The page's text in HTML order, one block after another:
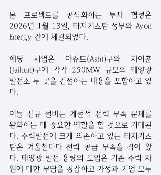
본 프로젝트를 공식화하는 투자 협정은
2026년 1월 13일, 타지키스탄 정부와 Ayon
Energy 간에 체결되었다.
해당 사업은 아슈트(Asht)구와 자이훈
(Jaihun)구에 각각 250MW 규모의 태양광
발전소 두 곳을 건설하는 내용을 포함하고 있
다.
이들 신규 설비는 계절적 전력 부족 문제를
완화하는 데 중요한 역할을 할 것으로 기대된
다. 수력발전에 크게 의존하고 있는 타지키스
탄은 겨울철마다 전력 공급 부족을 겪어 왔
다. 태양광 발전 용량의 도입은 기존 수력 자
원에 대한 부담을 경감하고 가정과 기업 모두